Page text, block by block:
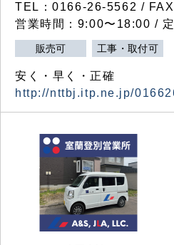
TEL：0166-26-5562 /
営業時間：9:00〜18:00 /
販売可 工事・取付可
安く・早く・正確
http://nttbj.itp.ne.jp/